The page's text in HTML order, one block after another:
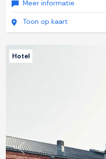
Meer informatie
Toon op kaart
Previous
Hotel